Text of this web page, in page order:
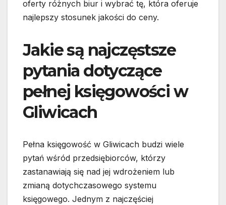
oferty różnych biur i wybrać tę, która oferuje
najlepszy stosunek jakości do ceny.
Jakie są najczęstsze
pytania dotyczące
pełnej księgowości w
Gliwicach
Pełna księgowość w Gliwicach budzi wiele
pytań wśród przedsiębiorców, którzy
zastanawiają się nad jej wdrożeniem lub
zmianą dotychczasowego systemu
księgowego. Jednym z najczęściej